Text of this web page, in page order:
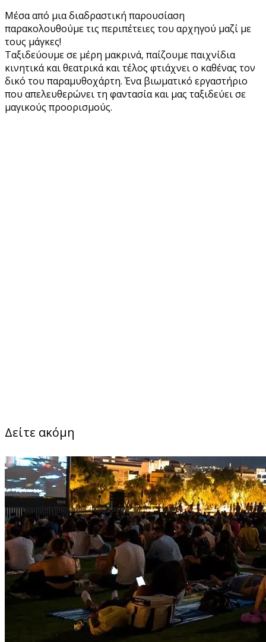
Μέσα από μια διαδραστική παρουσίαση
παρακολουθούμε τις περιπέτειες του αρχηγού μαζί με
τους μάγκες!
Ταξιδεύουμε σε μέρη μακρινά, παίζουμε παιχνίδια
κινητικά και θεατρικά και τέλος φτιάχνει ο καθένας τον
δικό του παραμυθοχάρτη. Ένα βιωματικό εργαστήριο
που απελευθερώνει τη φαντασία και μας ταξιδεύει σε
μαγικούς προορισμούς.
Δείτε ακόμη